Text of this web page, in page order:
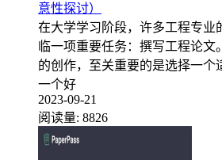
意性探讨）
在大学学习阶段，许多工程专业
临一项重要任务：撰写工程论文
的创作，至关重要的是选择一个
一个好
2023-09-21
阅读量: 8826